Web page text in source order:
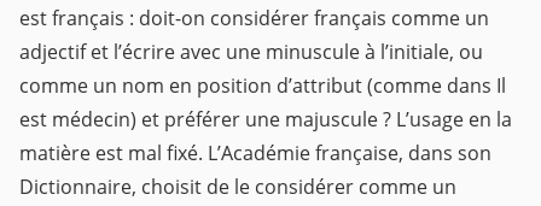
est français : doit-on considérer français comme un
adjectif et l’écrire avec une minuscule à l’initiale, ou
comme un nom en position d’attribut (comme dans Il
est médecin) et préférer une majuscule ? L’usage en la
matière est mal fixé. L’Académie française, dans son
Dictionnaire, choisit de le considérer comme un